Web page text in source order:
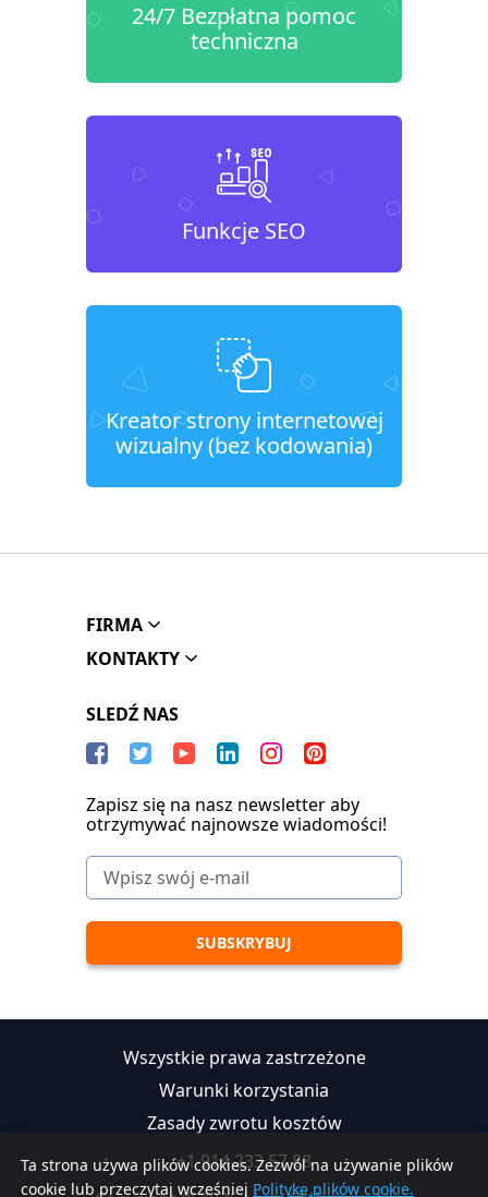
24/7 Bezpłatna pomoc
techniczna
Funkcje SEO
Kreator strony internetowej
wizualny (bez kodowania)
Ta strona używa plików cookies. Zezwól na używanie plików
cookie lub przeczytaj wcześniej Politykę plików cookie.
FIRMA
KONTAKTY
SLEDŹ NAS
Zapisz się na nasz newsletter aby
otrzymywać najnowsze wiadomości!
Wszystkie prawa zastrzeżone
Warunki korzystania
Zasady zwrotu kosztów
+1 914 233 57 88